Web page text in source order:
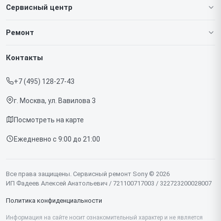
Сервисный центр
О нашем сервисе
Срочный ремонт
Доставка и способы оплаты
Диагностика
Контакты
Ремонт
Игровых приставок
Саундбаров
Контакты
+7 (495) 128-27-43
г. Москва, ул. Вавилова 3
Посмотреть на карте
Ежедневно с 9:00 до 21:00
Все права защищены. Сервисный ремонт Sony © 2026
ИП Фадеев Алексей Анатольевич / 721100717003 / 322723200028007
Политика конфиденциальности
Информация на сайте носит ознакомительный характер и не является